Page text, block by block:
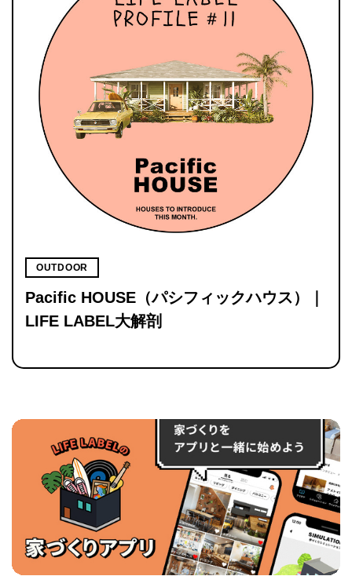
OUTDOOR
Pacific HOUSE（パシフィックハウス）｜
LIFE LABEL大解剖